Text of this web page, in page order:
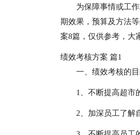
为保障事情或工
期效果，预算及方法
案8篇，仅供参考，大
绩效考核方案 篇1
一、绩效考核的
1、不断提高超市
2、加深员工了解